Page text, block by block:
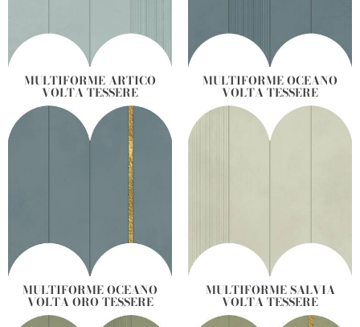
MULTIFORME ARTICO
VOLTA TESSERE
MULTIFORME OCEANO
VOLTA TESSERE
MULTIFORME OCEANO
VOLTA ORO TESSERE
MULTIFORME SALVIA
VOLTA TESSERE